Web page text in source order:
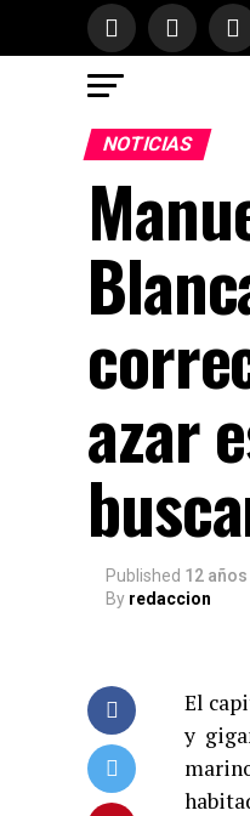
NOTICIAS
azar
Published 12
By redaccion
El
y